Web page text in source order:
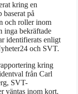
kring en
baserat på
och roller inom
inga bekräftade
identifierats enligt
och SVT.
kring
från Carl
SVT-
väntas inom kort.